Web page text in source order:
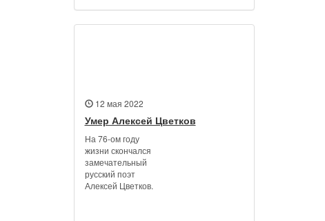
12 мая 2022
Умер Алексей Цветков
На 76-ом году
жизни скончался
замечательный
русский поэт
Алексей Цветков.